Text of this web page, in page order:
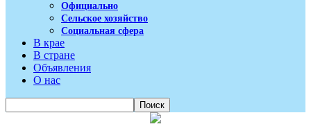
Официально
Сельское хозяйство
Социальная сфера
В крае
В стране
Объявления
О нас